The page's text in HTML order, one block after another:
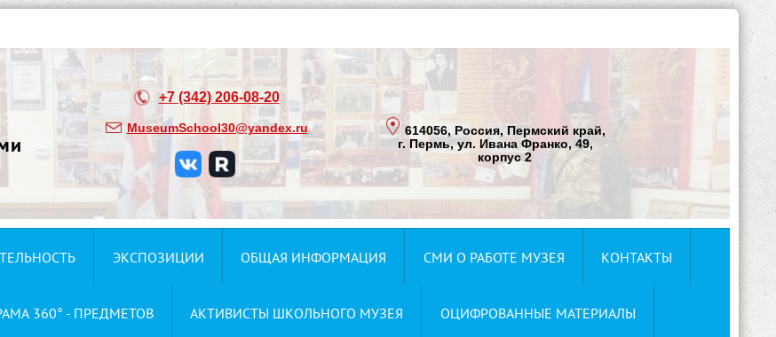
+7 (342) 206-08-20
MuseumSchool30@yandex.ru
614056, Россия, Пермский край,
г. Пермь, ул. Ивана Франко, 49,
корпус 2
ЭКСПОЗИЦИИ ОБЩАЯ ИНФОРМАЦИЯ СМИ О РАБОТЕ МУЗЕЯ КОНТАКТЫ
360° - ПРЕДМЕТОВ АКТИВИСТЫ ШКОЛЬНОГО МУЗЕЯ ОЦИФРОВАННЫЕ МАТЕРИАЛЫ